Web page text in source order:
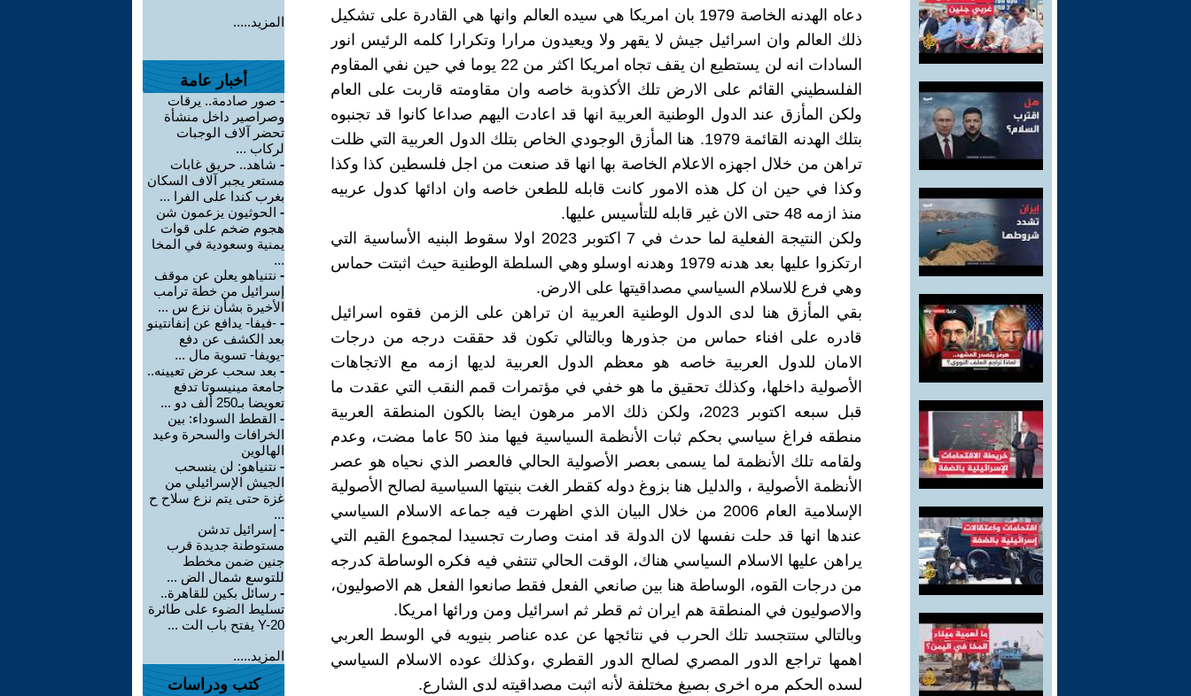
دعاه الهدنه الخاصة 1979 بان امريكا هي سيده العالم وانها هي القادرة على تشكيل
ذلك العالم وان اسرائيل جيش لا يقهر ولا ويعيدون مرارا وتكرارا كلمه الرئيس انور
السادات انه لن يستطيع ان يقف تجاه امريكا اكثر من 22 يوما في حين نفي المقاوم
الفلسطيني القائم على الارض تلك الأكذوبة خاصه وان مقاومته قاربت على العام
ولكن المأزق عند الدول الوطنية العربية انها قد اعادت اليهم صداعا كانوا قد تجنبوه
بتلك الهدنه القائمة 1979. هنا المأزق الوجودي الخاص بتلك الدول العربية التي ظلت
تراهن من خلال اجهزه الاعلام الخاصة بها انها قد صنعت من اجل فلسطين كذا وكذا
وكذا في حين ان كل هذه الامور كانت قابله للطعن خاصه وان ادائها كدول عربيه
منذ ازمه 48 حتى الان غير قابله للتأسيس عليها.
ولكن النتيجة الفعلية لما حدث في 7 اكتوبر 2023 اولا سقوط البنيه الأساسية التي
ارتكزوا عليها بعد هدنه 1979 وهدنه اوسلو وهي السلطة الوطنية حيث اثبتت حماس
وهي فرع للاسلام السياسي مصداقيتها على الارض.
بقي المأزق هنا لدى الدول الوطنية العربية ان تراهن على الزمن فقوه اسرائيل
قادره على افناء حماس من جذورها وبالتالي تكون قد حققت درجه من درجات
الامان للدول العربية خاصه هو معظم الدول العربية لديها ازمه مع الاتجاهات
الأصولية داخلها، وكذلك تحقيق ما هو خفي في مؤتمرات قمم النقب التي عقدت ما
قبل سبعه اكتوبر 2023، ولكن ذلك الامر مرهون ايضا بالكون المنطقة العربية
منطقه فراغ سياسي بحكم ثبات الأنظمة السياسية فيها منذ 50 عاما مضت، وعدم
ولقامه تلك الأنظمة لما يسمى بعصر الأصولية الحالي فالعصر الذي نحياه هو عصر
الأنظمة الأصولية ، والدليل هنا بزوغ دوله كقطر الغت بنيتها السياسية لصالح الأصولية
الإسلامية العام 2006 من خلال البيان الذي اظهرت فيه جماعه الاسلام السياسي
عندها انها قد حلت نفسها لان الدولة قد امنت وصارت تجسيدا لمجموع القيم التي
يراهن عليها الاسلام السياسي هناك، الوقت الحالي تنتفي فيه فكره الوساطة كدرجه
من درجات القوه، الوساطة هنا بين صانعي الفعل فقط صانعوا الفعل هم الاصوليون،
والاصوليون في المنطقة هم ايران ثم قطر ثم اسرائيل ومن ورائها امريكا.
وبالتالي ستتجسد تلك الحرب في نتائجها عن عده عناصر بنيويه في الوسط العربي
اهمها تراجع الدور المصري لصالح الدور القطري ،وكذلك عوده الاسلام السياسي
لسده الحكم مره اخرى بصيغ مختلفة لأنه اثبت مصداقيته لدى الشارع.
المزيد.....
أخبار عامة
- صور صادمة.. يرقات
وصراصير داخل منشأة
تحضر آلاف الوجبات
لركاب ...
- شاهد.. حريق غابات
مستعر يجبر آلاف السكان
بغرب كندا على الفرا ...
- الحوثيون يزعمون شن
هجوم ضخم على قوات
يمنية وسعودية في المخا
...
- نتنياهو يعلن عن موقف
إسرائيل من خطة ترامب
الأخيرة بشأن نزع س ...
- -فيفا- يدافع عن إنفانتينو
بعد الكشف عن دفع
-يويفا- تسوية مال ...
- بعد سحب عرض تعيينه..
جامعة مينيسوتا تدفع
تعويضا بـ250 ألف دو ...
- القطط السوداء: بين
الخرافات والسحرة وعيد
الهالوين
- نتنياهو: لن ينسحب
الجيش الإسرائيلي من
غزة حتى يتم نزع سلاح ح
...
- إسرائيل تدشن
مستوطنة جديدة قرب
جنين ضمن مخطط
للتوسع شمال الض ...
- رسائل بكين للقاهرة..
تسليط الضوء على طائرة
Y-20 يفتح باب الت ...
المزيد.....
كتب ودراسات